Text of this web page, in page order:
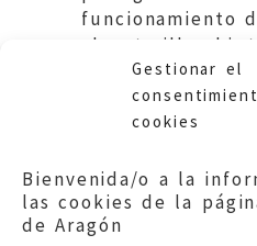
Gestionar el
cookies
Bienvenida/o a la
las cookies de la
de Aragón
funcionamiento
alcantarilla
queja.